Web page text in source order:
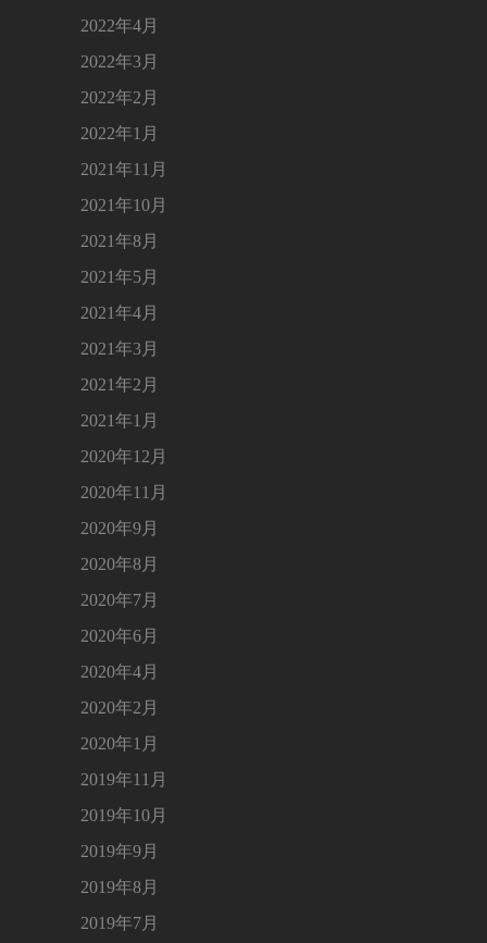
2022年4月
2022年3月
2022年2月
2022年1月
2021年11月
2021年10月
2021年8月
2021年5月
2021年4月
2021年3月
2021年2月
2021年1月
2020年12月
2020年11月
2020年9月
2020年8月
2020年7月
2020年6月
2020年4月
2020年2月
2020年1月
2019年11月
2019年10月
2019年9月
2019年8月
2019年7月